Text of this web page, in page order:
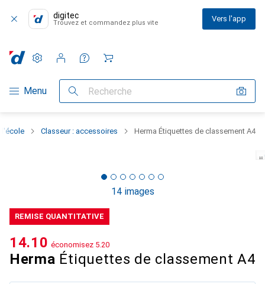
digitec
Trouvez et commandez plus vite Vers l'app
Navigation par catégorie
Menu Recherche
Paramètres
Compte client
Listes de comparaison
Listes d'envies
Panier
l'école Classeur : accessoires Herma Étiquettes de classement A4
14 images
REMISE QUANTITATIVE
Herma Étiquettes de classement A4
CHF
14.10 économisez CHF
5.20